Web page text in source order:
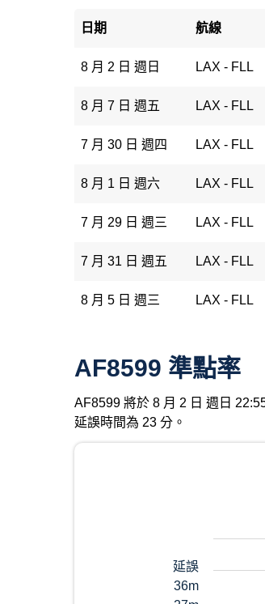
日期 航線
8 月 2 日 週日 LAX - FLL
8 月 7 日 週五 LAX - FLL
7 月 30 日 週四 LAX - FLL
8 月 1 日 週六 LAX - FLL
7 月 29 日 週三 LAX - FLL
7 月 31 日 週五 LAX - FLL
8 月 5 日 週三 LAX - FLL
AF8599 準點率
AF8599 將於 8 月 2 日 週日
延誤時間為 23 分。
延誤
36m